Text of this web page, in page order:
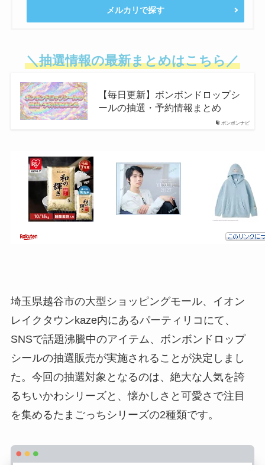
メルカリで探す
＼抽選情報の最新まとめはこちら／
ボンボンナビ
【毎日更新】ボンボンドロップシ
ールの抽選・予約情報まとめ
埼玉県越谷市の大型ショッピングモール、イオン
レイクタウンkaze内にあるパーティリコにて、
SNSで話題沸騰中のアイテム、ボンボンドロップ
シールの抽選販売が実施されることが決定しまし
た。今回の抽選対象となるのは、絶大な人気を誇
るちいかわシリーズと、懐かしさと可愛さで注目
を集めるたまごっちシリーズの2種類です。